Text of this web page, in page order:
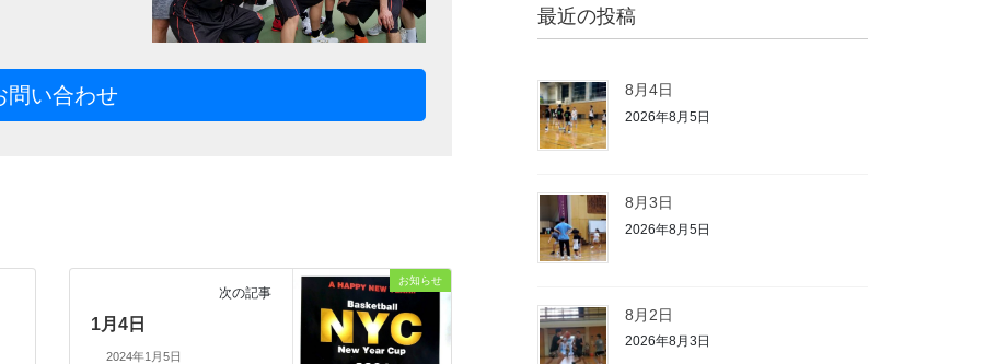
問い合わせ
お知らせ
次の記事
1月4日
2024年1月5日
最近の投稿
8月4日
2026年8月5日
8月3日
2026年8月5日
8月2日
2026年8月3日